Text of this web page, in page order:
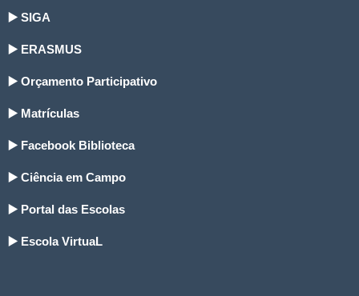
▶️ SIGA
▶️ ERASMUS
▶️ Orçamento Participativo
▶️ Matrículas
▶️ Facebook Biblioteca
▶️ Ciência em Campo
▶️ Portal das Escolas
▶️ Escola VirtuaL